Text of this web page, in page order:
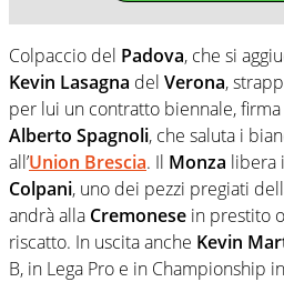
Colpaccio del Padova, che si
Kevin Lasagna del Verona,
per lui un contratto biennale,
Alberto Spagnoli, che saluta i
all’Union Brescia. Il Monza libera
Colpani, uno dei pezzi pregiati
andrà alla Cremonese in prestito
riscatto. In uscita anche Kevin
B, in Lega Pro e in Championship